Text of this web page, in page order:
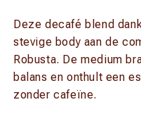
Deze decafé blend
stevige body aan de
Robusta. De medium
balans en onthult een
zonder cafeïne.